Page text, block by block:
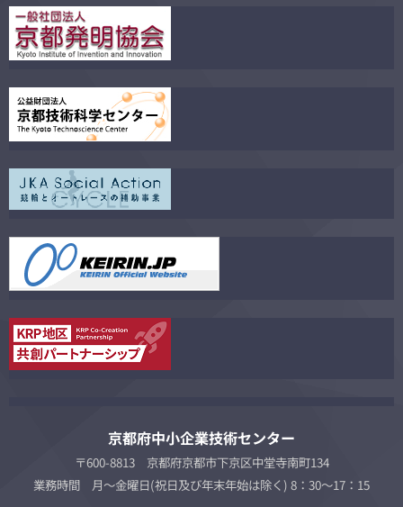
京都府中小企業技術センター
〒600-8813 京都府京都市下京区中堂寺南町134
業務時間 月～金曜日(祝日及び年末年始は除く) 8：30～17：15